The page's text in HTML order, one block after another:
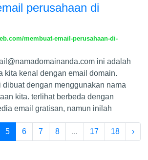
perusahaan di
membuat-email-perusahaan-di-
ini adalah
kita kenal dengan email domain.
dengan menggunakan nama
kita. terlihat berbeda dengan
email gratisan, namun inilah
5 6 7 8 ... 17 18 ›